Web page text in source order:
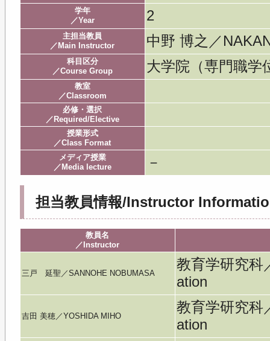
学年
／Year
2
主担当教員
／Main Instructor
中野 博之／
科目区分
／Course Group
大学院（専門職
教室
／Classroom
必修・選択
／Required/Elective
授業形式
／Class Format
メディア授業
／Media lecture
－
担当教員情報/Instructor
教員名
／Instructor
三戸 延聖／SANNOHE NOBUMASA
教育学研究科
ation
吉田 美穂／YOSHIDA MIHO
教育学研究科
ation